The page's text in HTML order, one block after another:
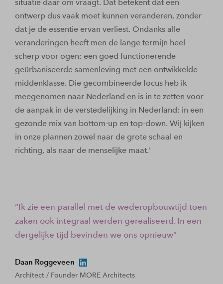
situatie daar om vraagt. Dat betekent dat een
ontwerp dus vaak moet kunnen veranderen, zonder
dat je de essentie ervan verliest. Ondanks alle
veranderingen heeft men de lange termijn heel
scherp voor ogen: een goed functionerende
geürbaniseerde samenleving met een ontwikkelde
middenklasse. Die gecombineerde focus heb ik
meegenomen naar Nederland en is in te zetten voor
de aanpak in de verstedelijking in Nederland: in een
gezonde mix van bottom-up en top-down. Wij kijken
in onze plannen zowel naar de grote schaal en
richting, als naar de menselijke maat.'
Ik zie een parallel met de wederopbouwtijd toen
zaken ook integraal werden gerealiseerd. In een
dergelijke tijd bevinden we ons opnieuw
Daan Roggeveen
Architect / Founder MORE Architects